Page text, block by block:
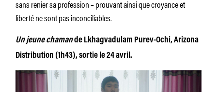
sans renier sa profession – prouvant ainsi que croyance et
liberté ne sont pas inconciliables.
Un jeune chamande Lkhagvadulam Purev-Ochi, Arizona
Distribution (1h43), sortie le 24 avril.